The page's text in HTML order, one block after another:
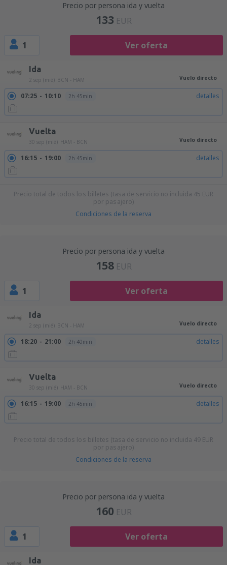
Precio por persona ida y vuelta
133 EUR
1 Ver oferta
Ida
2 sep (mié) BCN - HAM Vuelo directo
07:25 10:10 2h 45min detalles
Vuelta
30 sep (mié) HAM - BCN Vuelo directo
16:15 19:00 2h 45min detalles
Precio total de todos los billetes (tasa de servicio no incluida 45 EUR
por pasajero)
Condiciones de la reserva
Precio por persona ida y vuelta
158 EUR
1 Ver oferta
Ida
2 sep (mié) BCN - HAM Vuelo directo
18:20 21:00 2h 40min detalles
Vuelta
30 sep (mié) HAM - BCN Vuelo directo
16:15 19:00 2h 45min detalles
Precio total de todos los billetes (tasa de servicio no incluida 49 EUR
por pasajero)
Condiciones de la reserva
Precio por persona ida y vuelta
160 EUR
1 Ver oferta
Ida